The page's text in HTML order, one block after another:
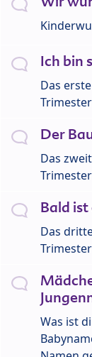
Ich bin
Das
Trimester
Der
Das
Trimester
Bald
Das
Trimester
Was ist